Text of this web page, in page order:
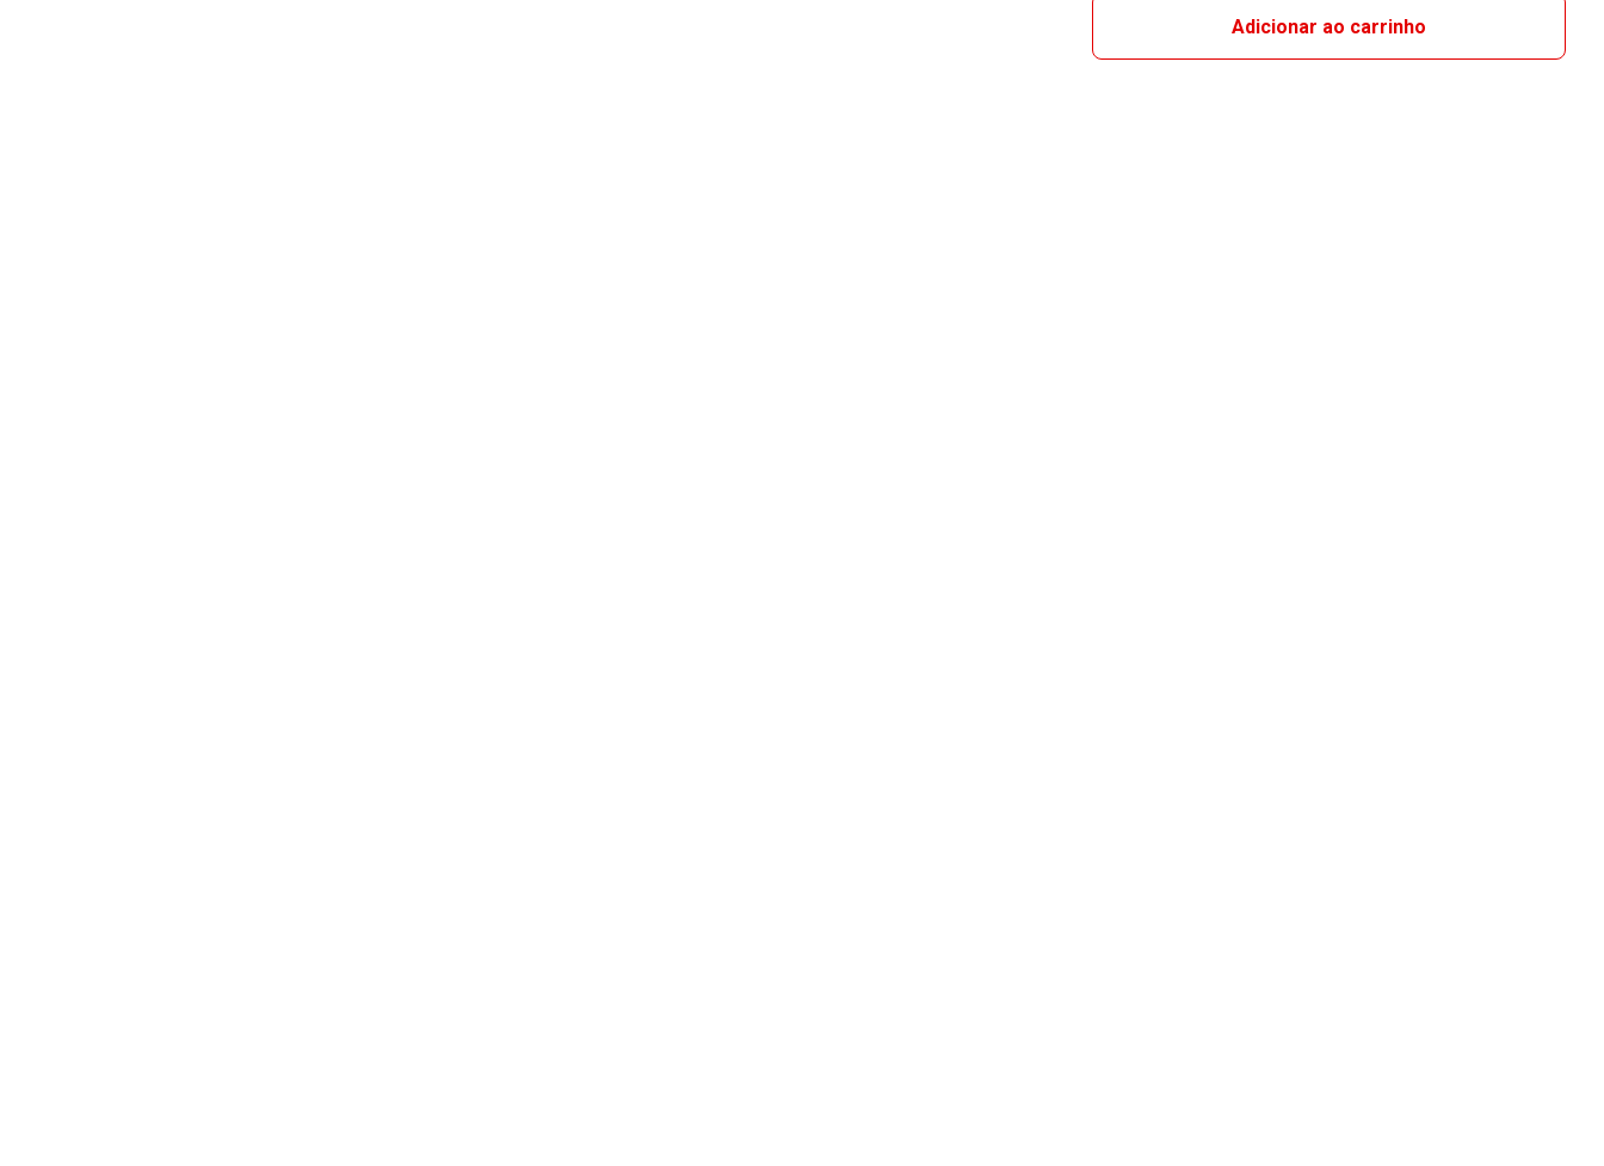
Adicionar ao carrinho